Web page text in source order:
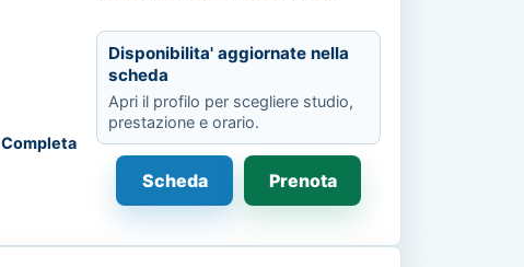
Completa
Disponibilita' aggiornate nella
scheda
Apri il profilo per scegliere studio,
prestazione e orario.
Scheda Prenota